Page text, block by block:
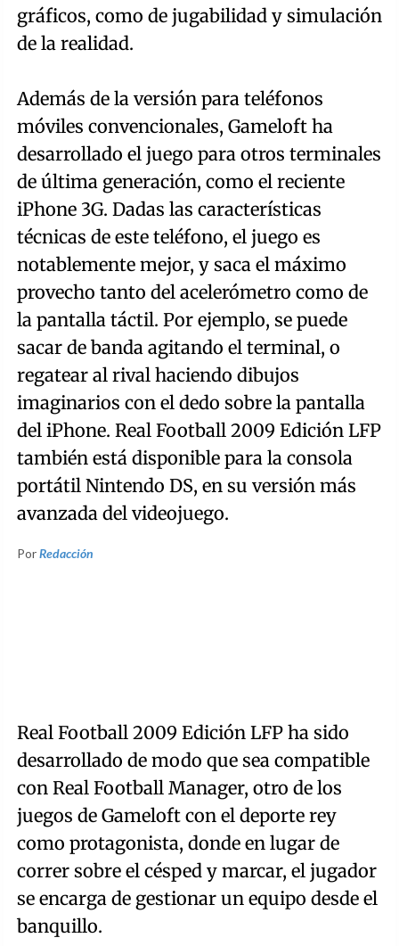
gráficos, como de jugabilidad y simulación
de la realidad.
Además de la versión para teléfonos
móviles convencionales, Gameloft ha
desarrollado el juego para otros terminales
de última generación, como el reciente
iPhone 3G. Dadas las características
técnicas de este teléfono, el juego es
notablemente mejor, y saca el máximo
provecho tanto del acelerómetro como de
la pantalla táctil. Por ejemplo, se puede
sacar de banda agitando el terminal, o
regatear al rival haciendo dibujos
imaginarios con el dedo sobre la pantalla
del iPhone. Real Football 2009 Edición LFP
también está disponible para la consola
portátil Nintendo DS, en su versión más
avanzada del videojuego.
PorRedacción
Real Football 2009 Edición LFP ha sido
desarrollado de modo que sea compatible
con Real Football Manager, otro de los
juegos de Gameloft con el deporte rey
como protagonista, donde en lugar de
correr sobre el césped y marcar, el jugador
se encarga de gestionar un equipo desde el
banquillo.